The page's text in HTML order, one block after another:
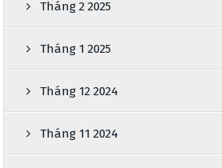
Tháng 2 2025
Tháng 1 2025
Tháng 12 2024
Tháng 11 2024